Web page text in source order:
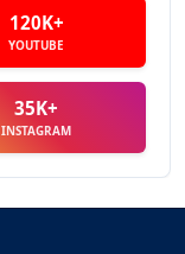
120K+
YOUTUBE
35K+
INSTAGRAM